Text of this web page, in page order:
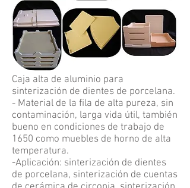
Caja alta de aluminio para
sinterización de dientes de porcelana.
- Material de la fila de alta pureza, sin
contaminación, larga vida útil, también
bueno en condiciones de trabajo de
1650 como muebles de horno de alta
temperatura.
-Aplicación: sinterización de dientes
de porcelana, sinterización de cuentas